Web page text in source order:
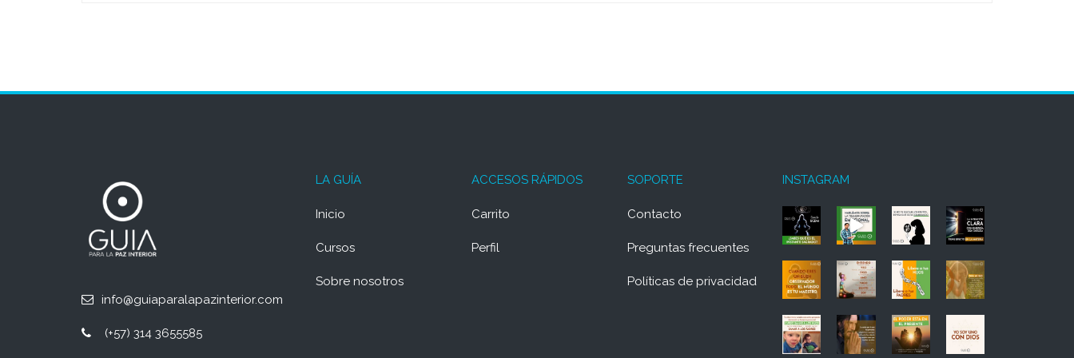
info@guiaparalapazinterior.com
(+57) 314 3655585
LA GUÍA
Inicio
Cursos
Sobre nosotros
ACCESOS RÁPIDOS
Carrito
Perfil
SOPORTE
Contacto
Preguntas frecuentes
Políticas de privacidad
INSTAGRAM